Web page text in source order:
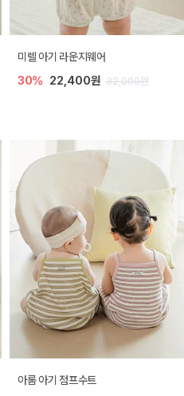
미렐 아기 라운지웨어
30% 22,400원 32,000원
아롬 아기 점프수트